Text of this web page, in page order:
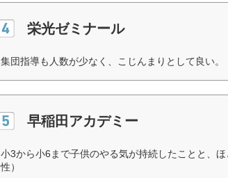
栄光ゼミナール
集団指導も人数が少なく、こじんまりとして良い。
早稲田アカデミー
小3から小6まで子供のやる気が持続したことと、
性）